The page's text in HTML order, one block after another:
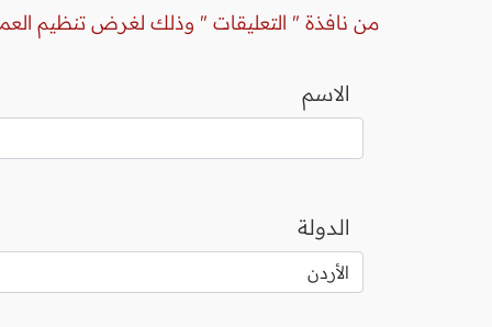
من نافذة " التعليقات " وذلك لغرض تنظيم
الاسم
الدولة